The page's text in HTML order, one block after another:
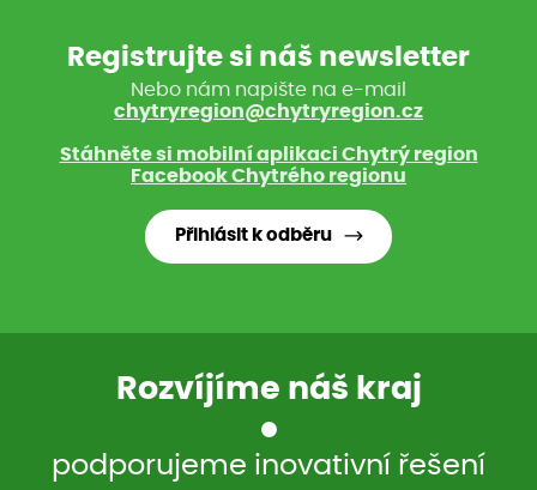
Registrujte si náš newsletter
Nebo nám napište na e-mail
chytryregion@chytryregion.cz
Stáhněte si mobilní aplikaci Chytrý region
Facebook Chytrého regionu
Přihlásit k odběru
Rozvíjíme náš kraj
podporujeme inovativní řešení